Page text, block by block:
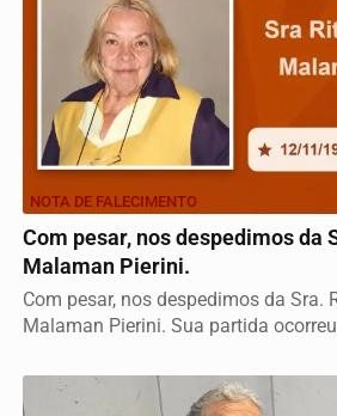
NOTA DE FALECIMENTO
Com pesar, nos despedimos da
Malaman Pierini.
Com pesar, nos despedimos da Sra.
Malaman Pierini. Sua partida